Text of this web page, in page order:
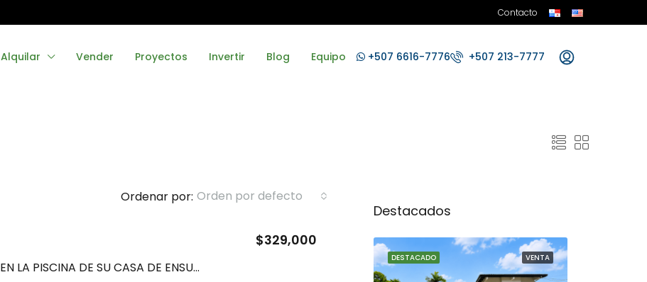
Contacto
Alquilar Vender Proyectos Invertir Blog Equipo +507 6616-7776 +507 213-7777
Ordenar por: Orden por defecto
RELÁJESE EN LA PISCINA DE SU CASA DE ENSUEÑO, EN PEDASÍ
$329,000
Destacados
VENTA
DESTACADO